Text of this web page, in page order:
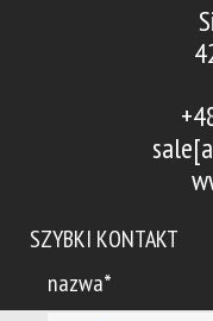
SZYBKI KONTAKT
nazwa*